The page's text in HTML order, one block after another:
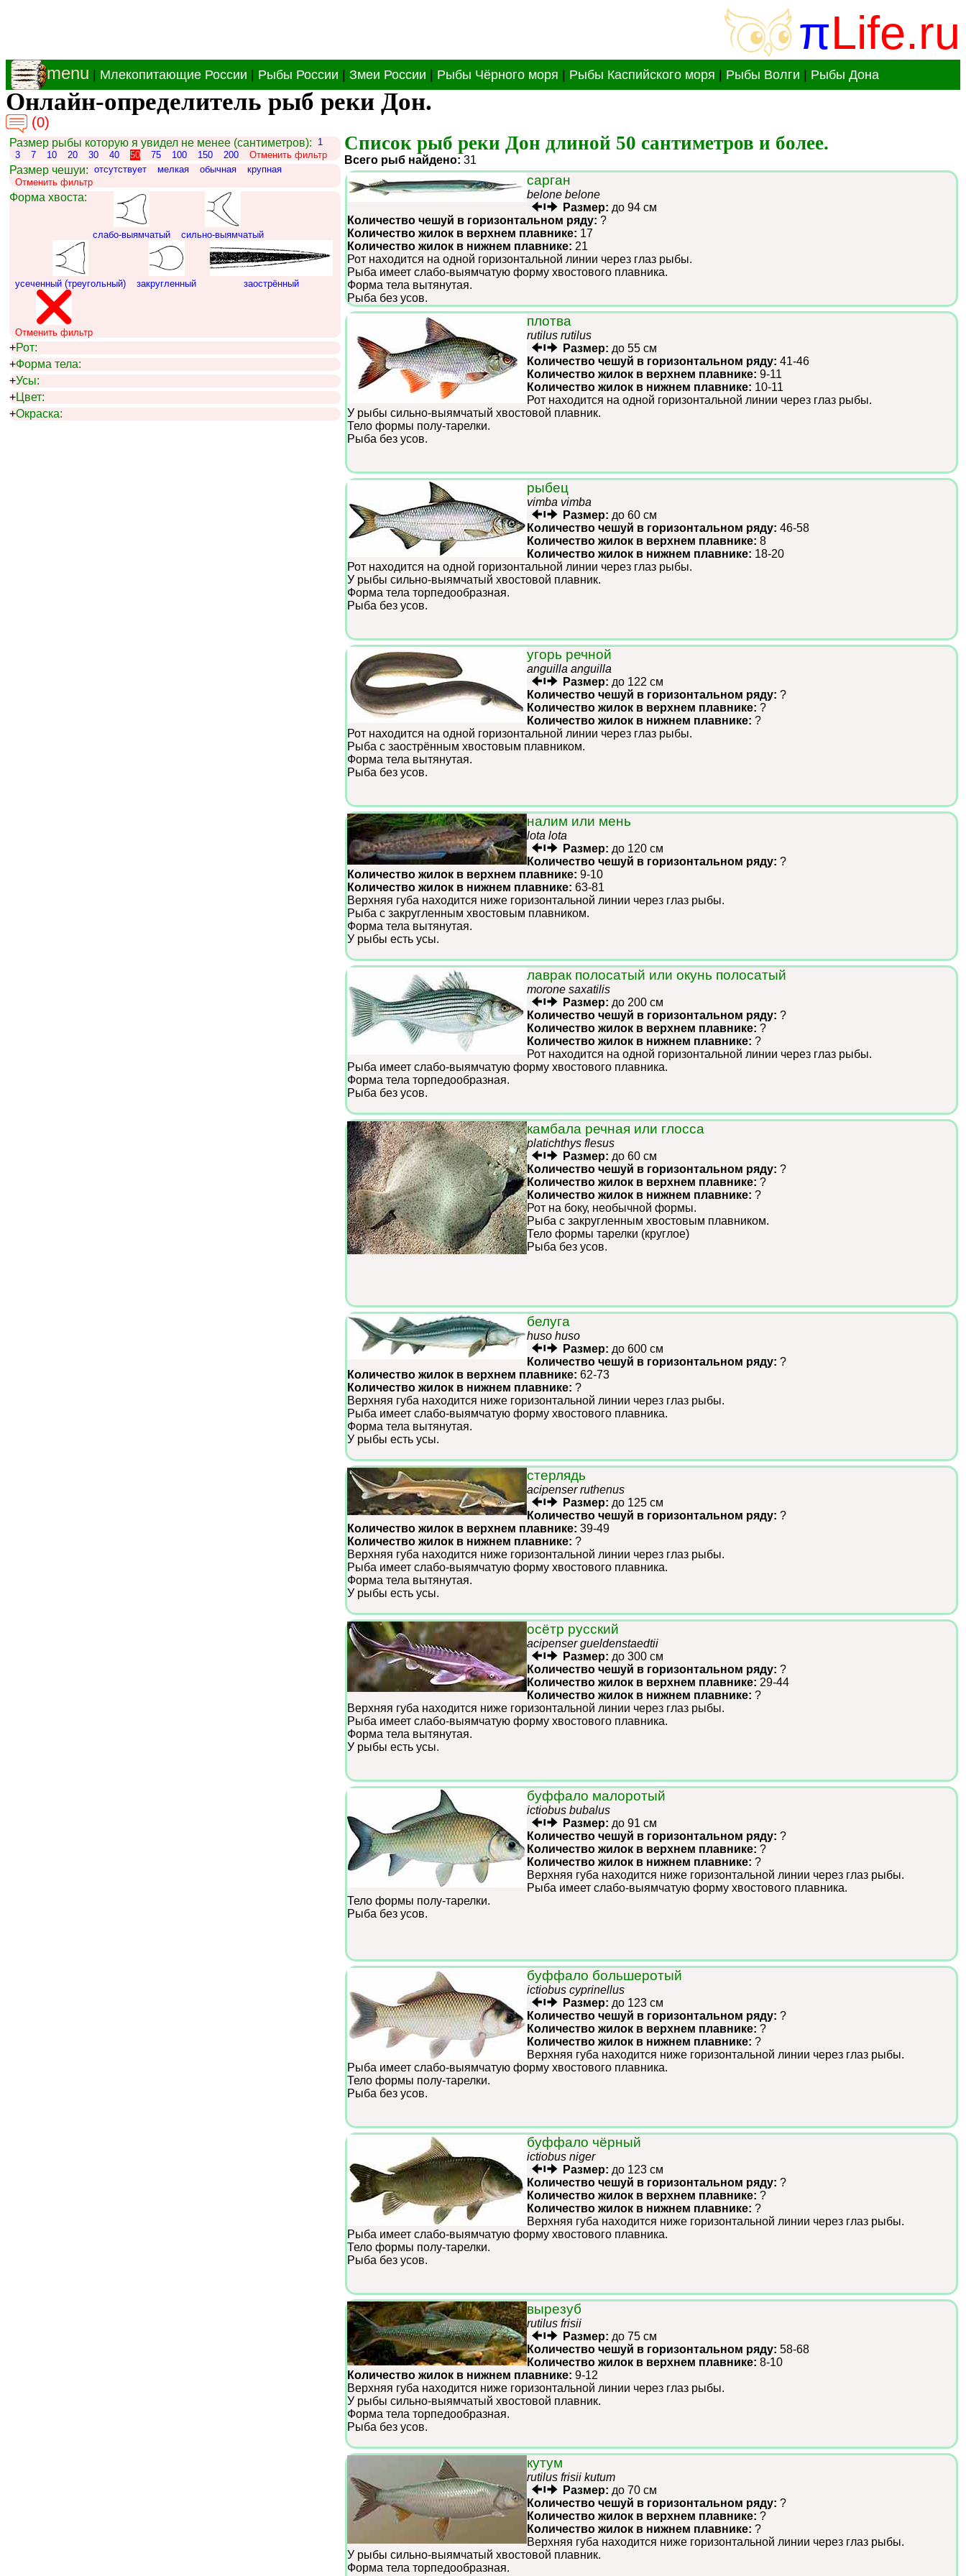
πLife.ru
menu Млекопитающие России Рыбы России Змеи России Рыбы Чёрного моря Рыбы Каспийского моря Рыбы Волги Рыбы Дона
Онлайн-определитель рыб реки Дон.
(0)
Размер рыбы которую я увидел не менее (сантиметров):
1
3
7 10 20 30 40 50 75 100 150 200 Отменить фильтр
Размер чешуи: отсутствует мелкая обычная
крупная
Отменить фильтр
Форма хвоста:
слабо-выямчатый сильно-выямчатый
усеченный (треугольный) закругленный заострённый
Отменить фильтр
+Рот:
+Форма тела:
+Усы:
+Цвет:
+Окраска:
Список рыб реки Дон длиной 50 сантиметров и более.
Всего рыб найдено: 31
сарган
belone belone
Размер: до 94 см
Количество чешуй в горизонтальном ряду:?
Количество жилок в верхнем плавнике: 17
Количество жилок в нижнем плавнике: 21
Рот находится на одной горизонтальной линии через глаз рыбы.
Рыба имеет слабо-выямчатую форму хвостового плавника.
Форма тела вытянутая.
Рыба без усов.
плотва
rutilus rutilus
Размер: до 55 см
Количество чешуй в горизонтальном ряду:41-46
Количество жилок в верхнем плавнике:9-11
Количество жилок в нижнем плавнике: 10-11
Рот находится на одной горизонтальной линии через глаз рыбы.
У рыбы сильно-выямчатый хвостовой плавник.
Тело формы полу-тарелки.
Рыба без усов.
рыбец
vimba vimba
Размер: до 60 см
Количество чешуй в горизонтальном ряду:46-58
Количество жилок в верхнем плавнике:8
Количество жилок в нижнем плавнике: 18-20
Рот находится на одной горизонтальной линии через глаз рыбы.
У рыбы сильно-выямчатый хвостовой плавник.
Форма тела торпедообразная.
Рыба без усов.
угорь речной
anguilla anguilla
Размер: до 122 см
Количество чешуй в горизонтальном ряду:?
Количество жилок в верхнем плавнике:?
Количество жилок в нижнем плавнике:?
Рот находится на одной горизонтальной линии через глаз рыбы.
Рыба с заострённым хвостовым плавником.
Форма тела вытянутая.
Рыба без усов.
налим или мень
lota lota
Размер: до 120 см
Количество чешуй в горизонтальном ряду:?
Количество жилок в верхнем плавнике:9-10
Количество жилок в нижнем плавнике:63-81
Верхняя губа находится ниже горизонтальной линии через глаз рыбы.
Рыба с закругленным хвостовым плавником.
Форма тела вытянутая.
У рыбы есть усы.
лаврак полосатый или окунь полосатый
morone saxatilis
Размер: до 200 см
Количество чешуй в горизонтальном ряду:?
Количество жилок в верхнем плавнике:?
Количество жилок в нижнем плавнике:?
Рот находится на одной горизонтальной линии через глаз рыбы.
Рыба имеет слабо-выямчатую форму хвостового плавника.
Форма тела торпедообразная.
Рыба без усов.
камбала речная или глосса
platichthys flesus
Размер: до 60 см
Количество чешуй в горизонтальном ряду:?
Количество жилок в верхнем плавнике:?
Количество жилок в нижнем плавнике:?
Рот на боку, необычной формы.
Рыба с закругленным хвостовым плавником.
Тело формы тарелки (круглое)
Рыба без усов.
белуга
huso huso
Размер: до 600 см
Количество чешуй в горизонтальном ряду:?
Количество жилок в верхнем плавнике:62-73
Количество жилок в нижнем плавнике:?
Верхняя губа находится ниже горизонтальной линии через глаз рыбы.
Рыба имеет слабо-выямчатую форму хвостового плавника.
Форма тела вытянутая.
У рыбы есть усы.
стерлядь
acipenser ruthenus
Размер: до 125 см
Количество чешуй в горизонтальном ряду:?
Количество жилок в верхнем плавнике:39-49
Количество жилок в нижнем плавнике:?
Верхняя губа находится ниже горизонтальной линии через глаз рыбы.
Рыба имеет слабо-выямчатую форму хвостового плавника.
Форма тела вытянутая.
У рыбы есть усы.
осётр русский
acipenser gueldenstaedtii
Размер: до 300 см
Количество чешуй в горизонтальном ряду:?
Количество жилок в верхнем плавнике: 29-44
Количество жилок в нижнем плавнике:?
Верхняя губа находится ниже горизонтальной линии через глаз рыбы.
Рыба имеет слабо-выямчатую форму хвостового плавника.
Форма тела вытянутая.
У рыбы есть усы.
буффало малоротый
ictiobus bubalus
Размер: до 91 см
Количество чешуй в горизонтальном ряду:?
Количество жилок в верхнем плавнике:?
Количество жилок в нижнем плавнике:?
Верхняя губа находится ниже горизонтальной линии через глаз рыбы.
Рыба имеет слабо-выямчатую форму хвостового плавника.
Тело формы полу-тарелки.
Рыба без усов.
буффало большеротый
ictiobus cyprinellus
Размер: до 123 см
Количество чешуй в горизонтальном ряду:?
Количество жилок в верхнем плавнике:?
Количество жилок в нижнем плавнике:?
Верхняя губа находится ниже горизонтальной линии через глаз рыбы.
Рыба имеет слабо-выямчатую форму хвостового плавника.
Тело формы полу-тарелки.
Рыба без усов.
буффало чёрный
ictiobus niger
Размер: до 123 см
Количество чешуй в горизонтальном ряду:?
Количество жилок в верхнем плавнике:?
Количество жилок в нижнем плавнике:?
Верхняя губа находится ниже горизонтальной линии через глаз рыбы.
Рыба имеет слабо-выямчатую форму хвостового плавника.
Тело формы полу-тарелки.
Рыба без усов.
вырезуб
rutilus frisii
Размер: до 75 см
Количество чешуй в горизонтальном ряду:58-68
Количество жилок в верхнем плавнике:8-10
Количество жилок в нижнем плавнике:9-12
Верхняя губа находится ниже горизонтальной линии через глаз рыбы.
У рыбы сильно-выямчатый хвостовой плавник.
Форма тела торпедообразная.
Рыба без усов.
кутум
rutilus frisii kutum
Размер: до 70 см
Количество чешуй в горизонтальном ряду:?
Количество жилок в верхнем плавнике:?
Количество жилок в нижнем плавнике:?
Верхняя губа находится ниже горизонтальной линии через глаз рыбы.
У рыбы сильно-выямчатый хвостовой плавник.
Форма тела торпедообразная.